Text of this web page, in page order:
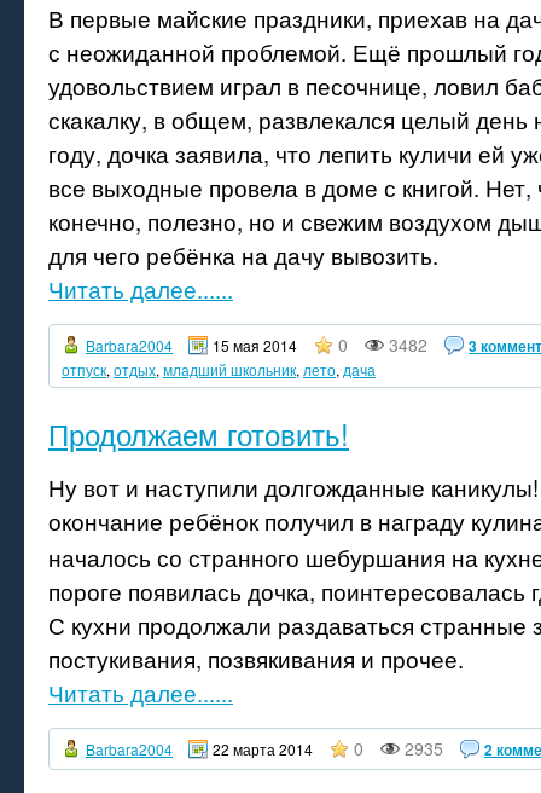
В первые майские праздники, приехав на
с неожиданной проблемой. Ещё прошлый
удовольствием играл в песочнице, ловил
скакалку, в общем, развлекался целый день
году, дочка заявила, что лепить куличи ей
все выходные провела в доме с книгой. Нет,
конечно, полезно, но и свежим воздухом
для чего ребёнка на дачу вывозить.
Читать далее......
Barbara2004 15 мая 2014 0 3482 3
отпуск, отдых, младший школьник, лето, дача
Продолжаем готовить!
Ну вот и наступили долгожданные
окончание ребёнок получил в награду
началось со странного шебуршания на
пороге появилась дочка, поинтересовалась
С кухни продолжали раздаваться странные
постукивания, позвякивания и прочее.
Читать далее......
Barbara2004 22 марта 2014 0 2935 2